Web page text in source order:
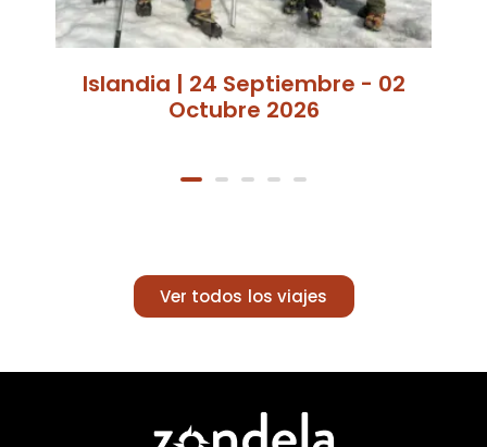
Islandia | 24 Septiembre - 02
Octubre 2026
Ver todos los viajes